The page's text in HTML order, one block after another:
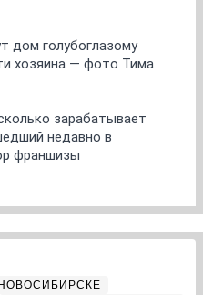
дом голубоглазому
хозяина — фото Тима
зарабатывает
недавно в
франшизы